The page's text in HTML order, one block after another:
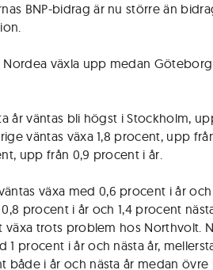
BNP-bidrag är nu större än
växla upp medan
år väntas bli högst i Stockholm,
väntas växa 1,8 procent, upp
upp från 0,9 procent i år.
växa med 0,6 procent i år och
procent i år och 1,4 procent
växa trots problem hos Northvolt.
1 procent i år och nästa år,
både i år och nästa år medan övre